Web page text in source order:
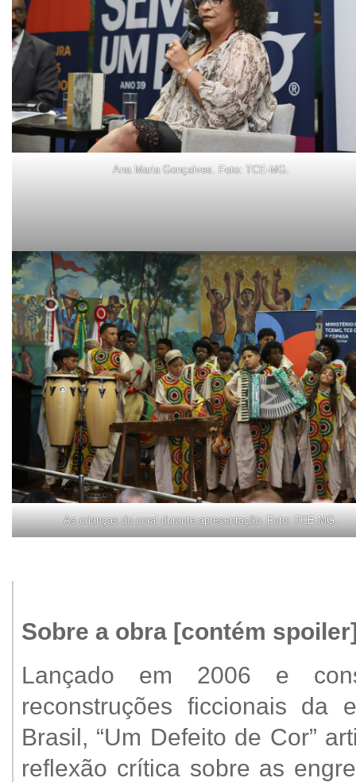
Ana Maria Gonçalves. Foto: TCE-MG.
As crianças do coral durante apresentação. Foto: TCE-MG.
Sobre a obra [contém
Lançado em 2006 e
reconstruções ficcionais da
Brasil, “Um Defeito de Cor”
reflexão crítica sobre as